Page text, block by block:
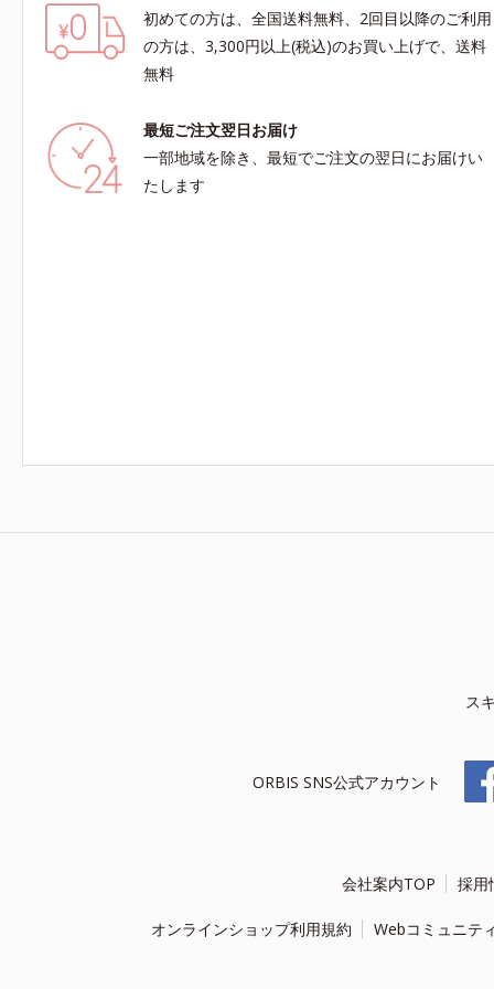
初めての方は、全国送料無料、2回目以降のご利用
の方は、3,300円以上(税込)のお買い上げで、送料
無料
最短ご注文翌日お届け
一部地域を除き、最短でご注文の翌日にお届けい
たします
ス
ORBIS SNS公式アカウント
会社案内TOP 採用
オンラインショップ利用規約 Webコミュニテ